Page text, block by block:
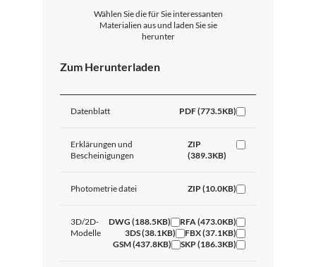
Wählen Sie die für Sie interessanten
Materialien aus und laden Sie sie
herunter
Zum Herunterladen
Datenblatt PDF (773.5KB)
Erklärungen und
Bescheinigungen
ZIP
(389.3KB)
Photometrie datei ZIP (10.0KB)
3D/2D-
Modelle
DWG (188.5KB)
RFA (473.0KB)
3DS (38.1KB)
FBX (37.1KB)
GSM (437.8KB)
SKP (186.3KB)